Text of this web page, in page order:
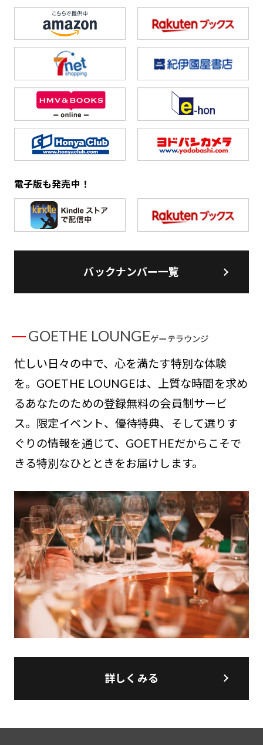
電子版も発売中！
バックナンバー一覧
GOETHE LOUNGEゲーテラウンジ
忙しい日々の中で、心を満たす特別な体験
を。GOETHE LOUNGEは、上質な時間を求め
るあなたのための登録無料の会員制サービ
ス。限定イベント、優待特典、そして選りす
ぐりの情報を通じて、GOETHEだからこそで
きる特別なひとときをお届けします。
詳しくみる